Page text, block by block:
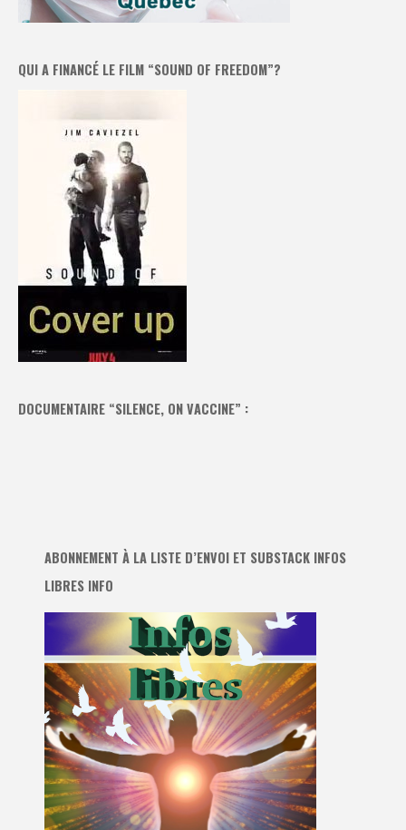
QUI A FINANCÉ LE FILM “SOUND OF FREEDOM”?
DOCUMENTAIRE “SILENCE, ON VACCINE” :
ABONNEMENT À LA LISTE D’ENVOI ET SUBSTACK INFOS
LIBRES INFO